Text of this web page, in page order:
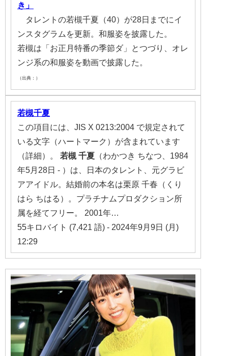
き」
タレントの若槻千夏（40）が28日までにイ
ンスタグラムを更新。和服姿を披露した。
若槻は「お正月特番の季節ダ」とつづり、オレ
ンジ系の和服姿を動画で披露した。
（出典：）
若槻千夏
この項目には、JIS X 0213:2004 で規定されて
いる文字（ハートマーク）が含まれています
（詳細）。 若槻 千夏 （わかつき ちなつ、1984
年5月28日 - ）は、日本のタレント、元グラビ
アアイドル。結婚前の本名は栗原 千春（くり
はら ちはる）。プラチナムプロダクション所
属を経てフリー。 2001年…
55キロバイト (7,421 語) - 2024年9月9日 (月)
12:29